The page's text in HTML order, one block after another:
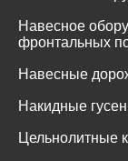
Навесное
фронтальных
Навесные
Накидные
Цельнолитные